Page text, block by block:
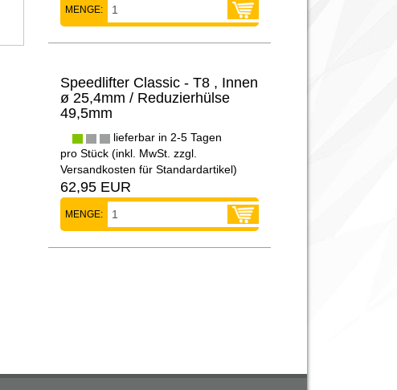
MENGE:
Speedlifter Classic - T8 , Innen
ø 25,4mm / Reduzierhülse
49,5mm
lieferbar in 2-5 Tagen
pro Stück (inkl. MwSt. zzgl.
Versandkosten für Standardartikel)
62,95 EUR
MENGE: